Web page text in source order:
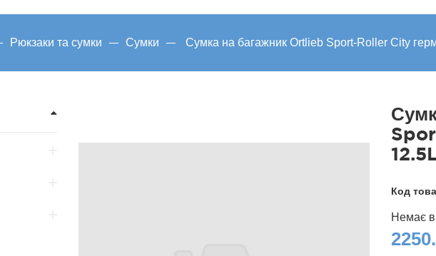
Рюкзаки та сумки Сумки Сумка на багажник Ortlieb Sport-Roller City
Код
Немає в